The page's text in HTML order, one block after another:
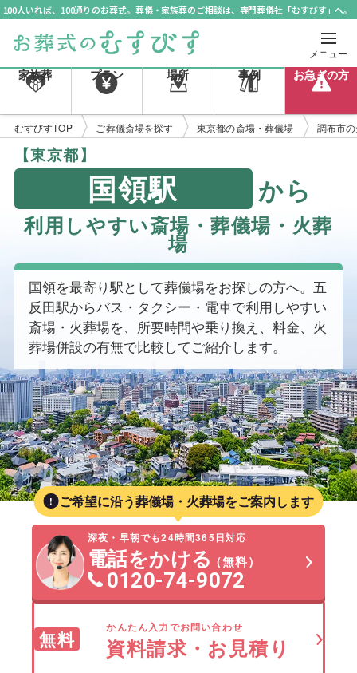
100人いれば、100通りのお葬式。葬儀・家族葬のご相談は、専門葬儀社「むすびす」へ。
メニュー
家族葬 プラン 場所 事例 お急ぎの方
むすびすTOP ご葬儀斎場を探す 東京都の斎場・葬儀場 調布市
【東京都】
国領駅 から
利用しやすい斎場・葬儀場・火葬
場
国領を最寄り駅として葬儀場をお探しの方へ。五
反田駅からバス・タクシー・電車で利用しやすい
斎場・火葬場を、所要時間や乗り換え、料金、火
葬場併設の有無で比較してご紹介します。
ご希望に沿う葬儀場・火葬場をご案内します
深夜・早朝でも24時間365日対応
電話をかける（無料）
0120-74-9072
無料
かんたん入力でお問い合わせ
資料請求・お見積り